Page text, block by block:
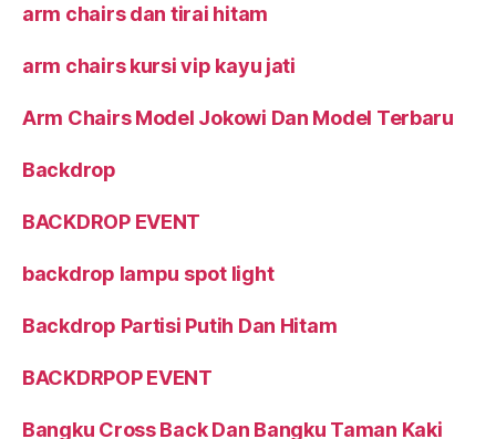
arm chairs dan tirai hitam
arm chairs kursi vip kayu jati
Arm Chairs Model Jokowi Dan Model Terbaru
Backdrop
BACKDROP EVENT
backdrop lampu spot light
Backdrop Partisi Putih Dan Hitam
BACKDRPOP EVENT
Bangku Cross Back Dan Bangku Taman Kaki